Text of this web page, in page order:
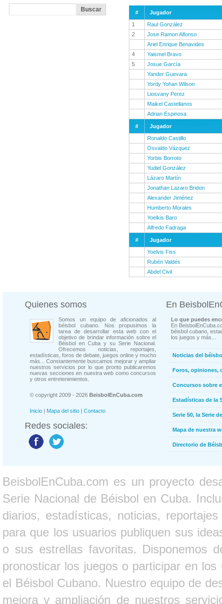
#
Jugador
1
Raul González
2
Jose Ramon Alfonso
Ariel Enrique Benavides
4
Yaismel Bravo
5
Josue García
Yander Guevara
Yordy Yohan Wilson
Liosvany Perez
Maikel Castellanos
Adrian Espinosa
#
Jugador
Ronaldo Castillo
Osvaldo Vázquez
Yorbis Borroto
Yudiel González
Lázaro Martín
Jonathan Lazaro Bridon
Alexander Jiménez
Humberto Morales
Yoelkis Baro
Alfredo Fadraga
#
Jugador
Yoelvis Fiss
Rubén Valdés
Abdel Civil
Quienes somos
Somos un equipo de aficionados al
béisbol cubano. Nos propusimos la
tarea de desarrollar esta web con el
objetivo de brindar información sobre el
Béisbol en Cuba y su Serie Nacional.
Ofrecemos noticias, reportajes,
estadísticas, foros de debate, juegos online y mucho
más... Constantemente buscamos mejorar y ampliar
nuestros servicios por lo que pronto publicaremos
nuevas secciones en nuestra web como concursos
y otros entretenimientos.
© copyright 2009 - 2026 BeisbolEnCuba.com
Inicio | Mapa del sitio | Contacto
Redes sociales:
En
Lo que puedes
En
béisbol cubano,
los juegos y más...
Noticias del
Foros, opiniones,
Concursos sobre
Estadísticas de la
Serie 50, la Serie
Mapa de nuestra
Directorio de
BeisbolEnCuba.com es un proyecto
Serie Nacional de Béisbol en Cuba.
diarios, estadísticas, noticias,
para que los usuarios publiquen sus
o sus estrellas favoritas. Disponemos
pronosticar los juegos o participar en
el Béisbol Cubano. Nuestro equipo de
mejora y ampliación de nuestros